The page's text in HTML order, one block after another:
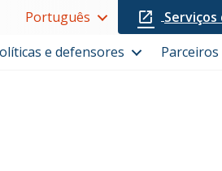
Português Serviços
e defensores Parceiros